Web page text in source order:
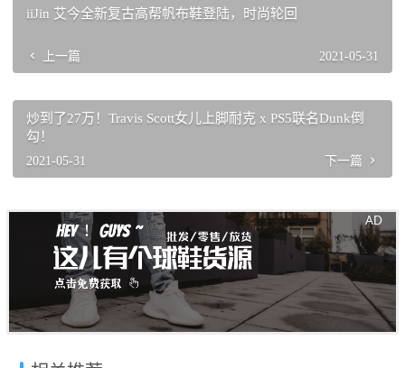
iiJin 艾今全新复古高帮帆布鞋登陆，时尚轮回
上一篇 2021-05-31
炒到了27万！Travis Scott女儿上脚耐克 x PS5联名Dunk倒
勾！
2021-05-31 下一篇